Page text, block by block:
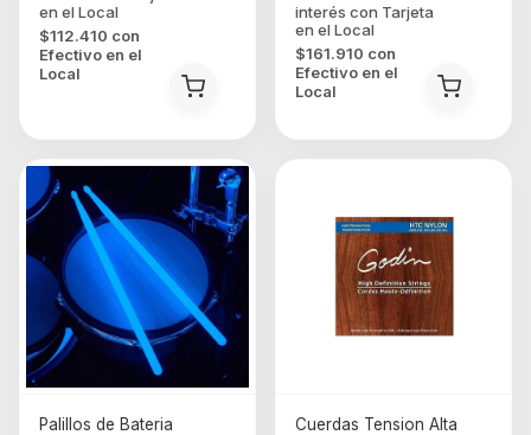
$112.410 con
Efectivo en el
Local
$161.910 con
Efectivo en el
Local
Palillos de Bateria
Cuerdas Tension Alta